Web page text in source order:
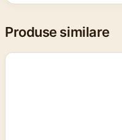
Produse similare